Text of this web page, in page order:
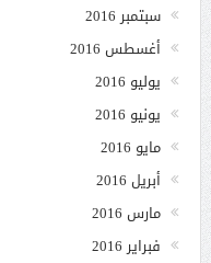
سبتمبر 2016
أغسطس 2016
يوليو 2016
يونيو 2016
مايو 2016
أبريل 2016
مارس 2016
فبراير 2016